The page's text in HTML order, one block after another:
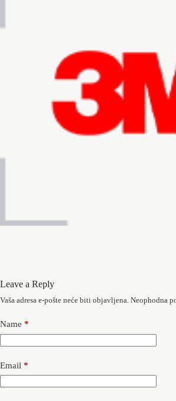
Leave a Reply
Vaša adresa e-pošte neće biti objavljena. Neophodna
Name *
Email *